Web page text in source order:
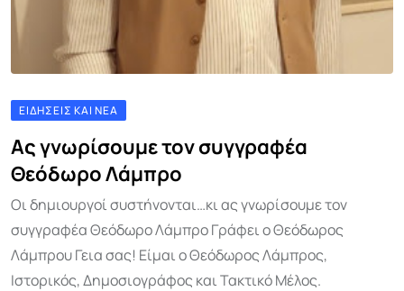
ΕΙΔΉΣΕΙΣ ΚΑΙ ΝΈΑ
Ας γνωρίσουμε τον συγγραφέα
Θεόδωρο Λάμπρο
Οι δημιουργοί συστήνονται…κι ας γνωρίσουμε τoν
συγγραφέα Θεόδωρο Λάμπρο Γράφει ο Θεόδωρος
Λάμπρου Γεια σας! Είμαι ο Θεόδωρος Λάμπρος,
Ιστορικός, Δημοσιογράφος και Τακτικό Μέλος.